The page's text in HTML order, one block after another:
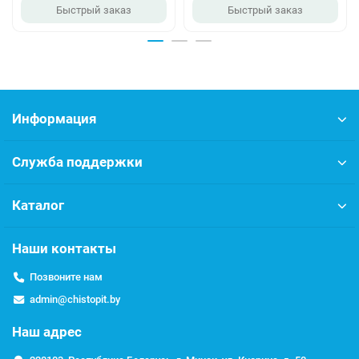
Благодаря использованию автоматического управляющего
клапана фильтр не требует постоянного внимания. Важной
гарантирует эффективную регенерацию фильтрующего
материала и, соответственно, неизменно высокий ресурс и
качество воды.
Рекомендуется проводить сервисное обслуживание системы
Технические параметры
рабочая/
Быстрый заказ Быстрый заказ
Информация
Служба поддержки
Каталог
Наши контакты
Позвоните нам
admin@chistopit.by
Наш адрес